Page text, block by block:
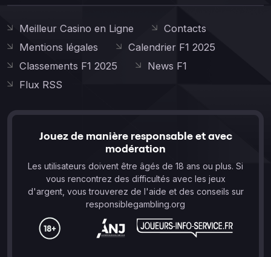
Meilleur Casino en Ligne
Contacts
Mentions légales
Calendrier F1 2025
Classements F1 2025
News F1
Flux RSS
Jouez de manière responsable et avec
modération
Les utilisateurs doivent être âgés de 18 ans ou plus. Si
vous rencontrez des difficultés avec les jeux
d'argent, vous trouverez de l'aide et des conseils sur
responsiblegambling.org